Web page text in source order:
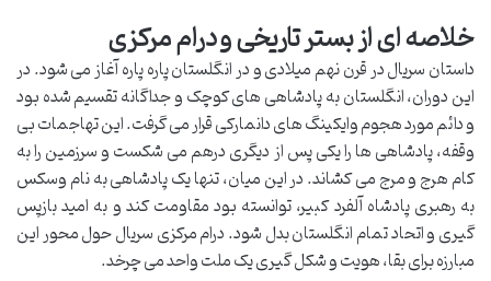
خلاصه ای از بستر تاریخی و درام مرکزی
داستان سریال در قرن نهم میلادی و در انگلستان پاره پاره آغاز می شود. در
این دوران، انگلستان به پادشاهی های کوچک و جداگانه تقسیم شده بود
و دائم مورد هجوم وایکینگ های دانمارکی قرار می گرفت. این تهاجمات بی
وقفه، پادشاهی ها را یکی پس از دیگری درهم می شکست و سرزمین را به
کام هرج و مرج می کشاند. در این میان، تنها یک پادشاهی به نام وسکس
به رهبری پادشاه آلفرد کبیر، توانسته بود مقاومت کند و به امید بازپس
گیری و اتحاد تمام انگلستان بدل شود. درام مرکزی سریال حول محور این
مبارزه برای بقا، هویت و شکل گیری یک ملت واحد می چرخد.